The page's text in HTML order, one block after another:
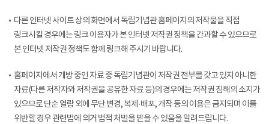
다른 인터넷 사이트 상의 화면에서 독립기념관 홈페이지의 저작물을 직접
링크시킬 경우에는 링크 이용자가 본 인터넷 저작권 정책을 간과할 수 있으므로
본 인터넷 저작권 정책도 함께 링크해 주시기 바랍니다.
홈페이지에서 개방 중인 자료 중 독립기념관이 저작권 전부를 갖고 있지 아니한
자료(다른 저작자와 저작권을 공유한 자료 등)의 경우에는 저작권 침해의 소지가
있으므로 단순 열람 외에 무단 변경, 복제·배포, 개작 등의 이용은 금지되며 이를
위반할 경우 관련법에 의거 법적 처벌을 받을 수 있음을 알려드립니다.